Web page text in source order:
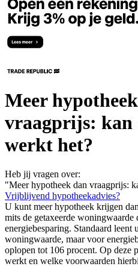
Meer
vraagprijs: kan
werkt het?
Heb jij vragen over:
"Meer hypotheek dan vraagprijs:
Vrijblijvend hypotheekadvies?
U kunt meer hypotheek krijgen
mits de getaxeerde woningwaarde
energiebesparing. Standaard
woningwaarde, maar voor
oplopen tot 106 procent. Op deze
werkt en welke voorwaarden